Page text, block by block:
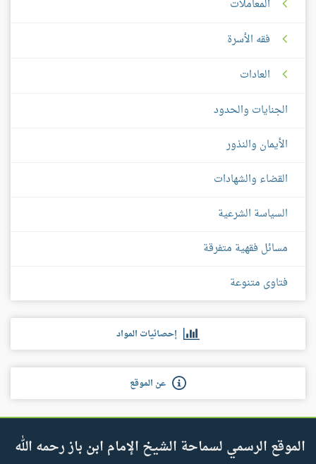
المعاملات
فقه الأسرة
العادات
الجنايات والحدود
الأيمان والنذور
القضاء والشهادات
السياسة الشرعية
مسائل فقهية متفرقة
فتاوى متنوعة
إحصائيات المواد
عن الموقع
الموقع الرسمي لسماحة الشيخ الإمام ابن باز رحمه الله